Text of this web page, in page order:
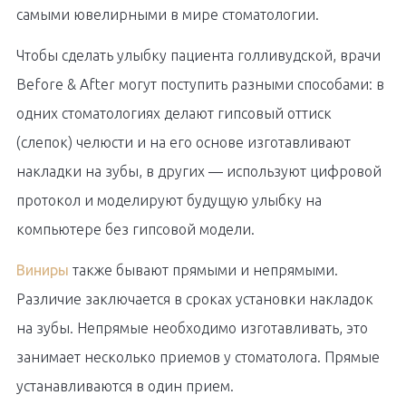
самыми ювелирными в мире стоматологии.
Чтобы сделать улыбку пациента голливудской, врачи
Before & After могут поступить разными способами: в
одних стоматологиях делают гипсовый оттиск
(слепок) челюсти и на его основе изготавливают
накладки на зубы, в других — используют цифровой
протокол и моделируют будущую улыбку на
компьютере без гипсовой модели.
Виниры также бывают прямыми и непрямыми.
Различие заключается в сроках установки накладок
на зубы. Непрямые необходимо изготавливать, это
занимает несколько приемов у стоматолога. Прямые
устанавливаются в один прием.